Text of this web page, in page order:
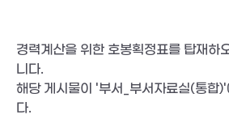
경력계산을 위한 호봉획정표를 탑재하
니다.
해당 게시물이 '부서_부서자료실(통합)'
다.